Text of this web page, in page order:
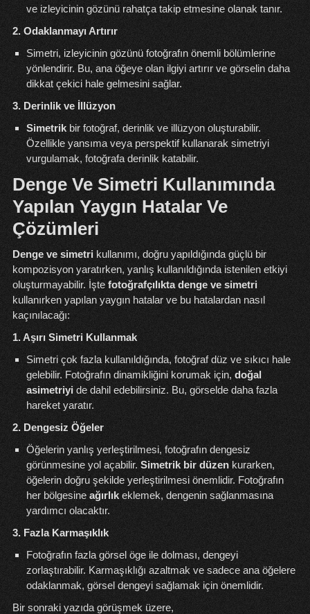
ve izleyicinin gözünü rahatça takip etmesine olanak tanır.
2. Odaklanmayı Artırır
Simetri, izleyicinin gözünü fotoğrafın önemli bölümlerine
yönlendirir. Bu, ana öğeye olan ilgiyi artırır ve görselin daha
dikkat çekici hale gelmesini sağlar.
3. Derinlik ve İllüzyon
Simetrikbir fotoğraf, derinlik ve illüzyon oluşturabilir.
Özellikle yansıma veya perspektif kullanarak simetriyi
vurgulamak, fotoğrafa derinlik katabilir.
Denge Ve Simetri Kullanımında
Yapılan Yaygın Hatalar Ve
Çözümleri
Denge ve simetrikullanımı, doğru yapıldığında güçlü bir
kompozisyon yaratırken, yanlış kullanıldığında istenilen etkiyi
oluşturmayabilir. İşte fotoğrafçılıkta denge ve simetri
kullanırken yapılan yaygın hatalar ve bu hatalardan nasıl
kaçınılacağı:
1. Aşırı Simetri Kullanmak
Simetri çok fazla kullanıldığında, fotoğraf düz ve sıkıcı hale
gelebilir. Fotoğrafın dinamikliğini korumak için, doğal
asimetriyide dahil edebilirsiniz. Bu, görselde daha fazla
hareket yaratır.
2. Dengesiz Öğeler
Öğelerin yanlış yerleştirilmesi, fotoğrafın dengesiz
görünmesine yol açabilir. Simetrik bir düzenkurarken,
öğelerin doğru şekilde yerleştirilmesi önemlidir. Fotoğrafın
her bölgesine ağırlıkeklemek, dengenin sağlanmasına
yardımcı olacaktır.
3. Fazla Karmaşıklık
Fotoğrafın fazla görsel öge ile dolması, dengeyi
zorlaştırabilir. Karmaşıklığı azaltmak ve sadece ana öğelere
odaklanmak, görsel dengeyi sağlamak için önemlidir.
Bir sonraki yazıda görüşmek üzere,